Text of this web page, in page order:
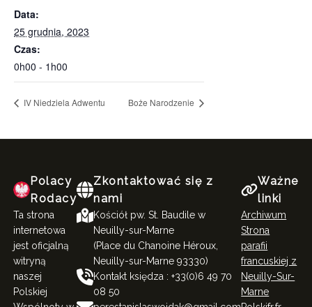
Data:
25 grudnia, 2023
Czas:
0h00 - 1h00
IV Niedziela Adwentu Boże Narodzenie
Polacy
Rodacy
Ta strona
internetowa
jest oficjalną
witryną
naszej
Polskiej
Zkontaktować się z
nami
Kościół pw. St. Baudile w
Neuilly-sur-Marne
(Place du Chanoine Héroux,
Neuilly-sur-Marne 93330)
Kontakt księdza : +33(0)6 49 70
08 50
Ważne
linki
Archiwum
Strona
parafii
francuskiej z
Neuilly-Sur-
Marne